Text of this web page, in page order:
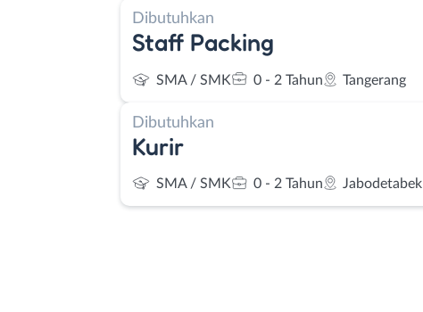
Dibutuhkan
Staff Packing
SMA / SMK 0 - 2 Tahun Tangerang
Dibutuhkan
Kurir
SMA / SMK 0 - 2 Tahun Jabodetabek